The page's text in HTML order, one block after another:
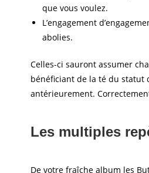
que vous voulez.
L’engagement
abolies.
Celles-ci sauront assumer
bénéficiant de la té du statut
antérieurement.
Les multiples
De votre fraîche album les